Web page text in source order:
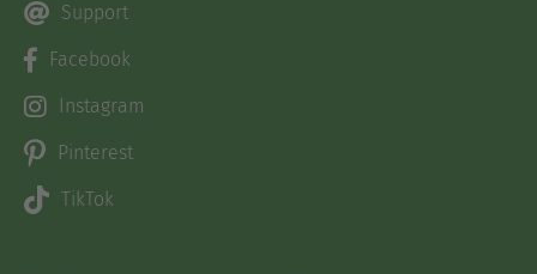
Support
Facebook
Instagram
Pinterest
TikTok